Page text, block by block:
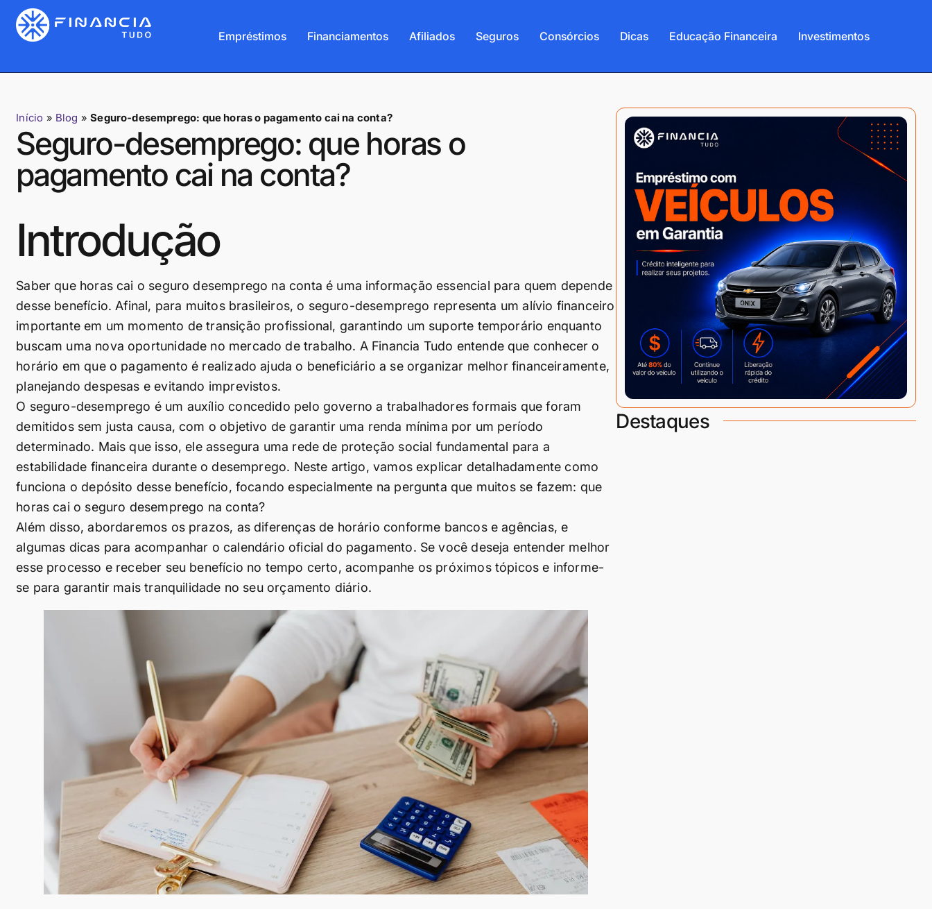
Empréstimos Financiamentos Afiliados Seguros Consórcios Dicas Educação Financeira Investimentos
Início » Blog »Seguro-desemprego: que horas o pagamento cai na conta?
Seguro-desemprego: que horas o
pagamento cai na conta?
Introdução
Saber que horas cai o seguro desemprego na conta é uma informação essencial para quem depende
desse benefício. Afinal, para muitos brasileiros, o seguro-desemprego representa um alívio financeiro
importante em um momento de transição profissional, garantindo um suporte temporário enquanto
buscam uma nova oportunidade no mercado de trabalho. A Financia Tudo entende que conhecer o
horário em que o pagamento é realizado ajuda o beneficiário a se organizar melhor financeiramente,
planejando despesas e evitando imprevistos.
O seguro-desemprego é um auxílio concedido pelo governo a trabalhadores formais que foram
demitidos sem justa causa, com o objetivo de garantir uma renda mínima por um período
determinado. Mais que isso, ele assegura uma rede de proteção social fundamental para a
estabilidade financeira durante o desemprego. Neste artigo, vamos explicar detalhadamente como
funciona o depósito desse benefício, focando especialmente na pergunta que muitos se fazem: que
horas cai o seguro desemprego na conta?
Além disso, abordaremos os prazos, as diferenças de horário conforme bancos e agências, e
algumas dicas para acompanhar o calendário oficial do pagamento. Se você deseja entender melhor
esse processo e receber seu benefício no tempo certo, acompanhe os próximos tópicos e informe-
se para garantir mais tranquilidade no seu orçamento diário.
Destaques